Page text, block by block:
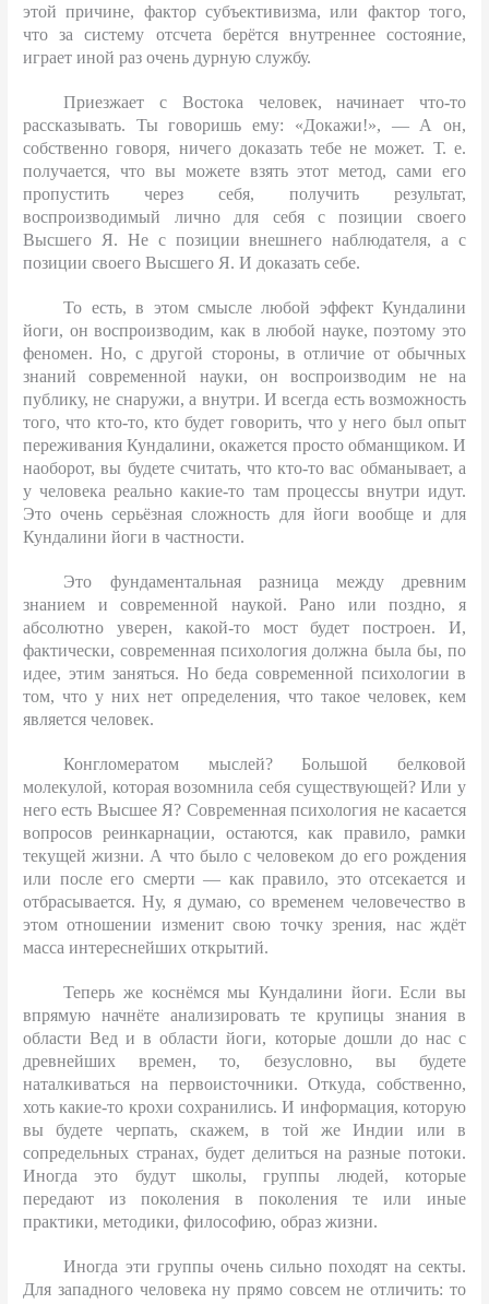
этой причине, фактор субъективизма, или фактор того,
что за систему отсчета берётся внутреннее состояние,
играет иной раз очень дурную службу.
Приезжает с Востока человек, начинает что-то
рассказывать. Ты говоришь ему: «Докажи!», — А он,
собственно говоря, ничего доказать тебе не может. Т. е.
получается, что вы можете взять этот метод, сами его
пропустить через себя, получить результат,
воспроизводимый лично для себя с позиции своего
Высшего Я. Не с позиции внешнего наблюдателя, а с
позиции своего Высшего Я. И доказать себе.
То есть, в этом смысле любой эффект Кундалини
йоги, он воспроизводим, как в любой науке, поэтому это
феномен. Но, с другой стороны, в отличие от обычных
знаний современной науки, он воспроизводим не на
публику, не снаружи, а внутри. И всегда есть возможность
того, что кто-то, кто будет говорить, что у него был опыт
переживания Кундалини, окажется просто обманщиком. И
наоборот, вы будете считать, что кто-то вас обманывает, а
у человека реально какие-то там процессы внутри идут.
Это очень серьёзная сложность для йоги вообще и для
Кундалини йоги в частности.
Это фундаментальная разница между древним
знанием и современной наукой. Рано или поздно, я
абсолютно уверен, какой-то мост будет построен. И,
фактически, современная психология должна была бы, по
идее, этим заняться. Но беда современной психологии в
том, что у них нет определения, что такое человек, кем
является человек.
Конгломератом мыслей? Большой белковой
молекулой, которая возомнила себя существующей? Или у
него есть Высшее Я? Современная психология не касается
вопросов реинкарнации, остаются, как правило, рамки
текущей жизни. А что было с человеком до его рождения
или после его смерти — как правило, это отсекается и
отбрасывается. Ну, я думаю, со временем человечество в
этом отношении изменит свою точку зрения, нас ждёт
масса интереснейших открытий.
Теперь же коснёмся мы Кундалини йоги. Если вы
впрямую начнёте анализировать те крупицы знания в
области Вед и в области йоги, которые дошли до нас с
древнейших времен, то, безусловно, вы будете
наталкиваться на первоисточники. Откуда, собственно,
хоть какие-то крохи сохранились. И информация, которую
вы будете черпать, скажем, в той же Индии или в
сопредельных странах, будет делиться на разные потоки.
Иногда это будут школы, группы людей, которые
передают из поколения в поколения те или иные
практики, методики, философию, образ жизни.
Иногда эти группы очень сильно походят на секты.
Для западного человека ну прямо совсем не отличить: то